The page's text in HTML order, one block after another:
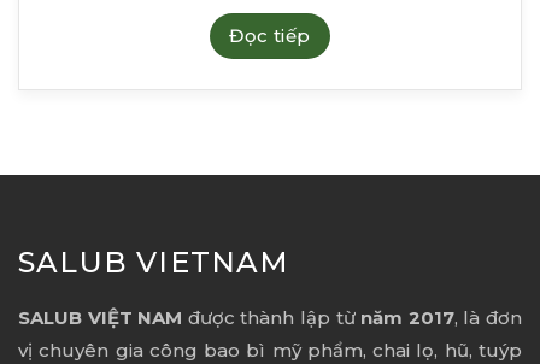
Đọc tiếp
SALUB VIETNAM
SALUB VIỆT NAM được thành lập từ năm 2017, là đơn
vị chuyên gia công bao bì mỹ phẩm, chai lọ, hũ, tuýp